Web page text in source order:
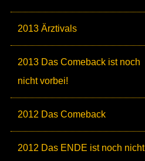
2013 Ärztivals
2013 Das Comeback ist noch
nicht vorbei!
2012 Das Comeback
2012 Das ENDE ist noch nicht